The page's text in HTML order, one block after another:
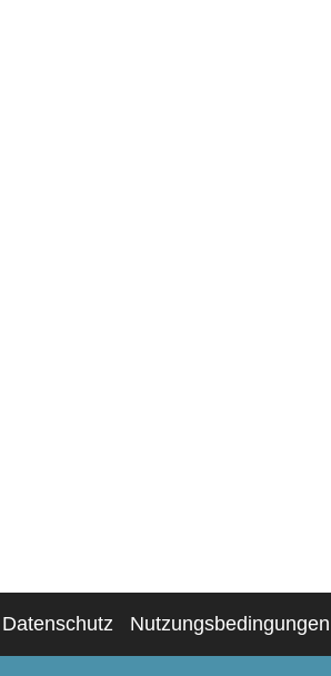
Datenschutz Nutzungsbedingungen